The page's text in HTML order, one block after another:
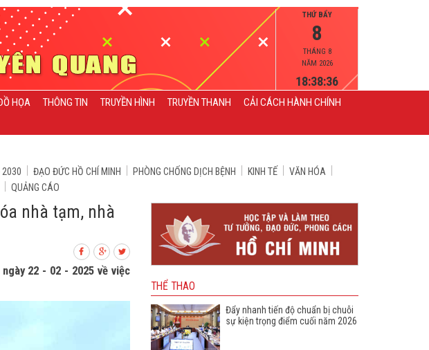
THỨ BẨY
8
THÁNG 8
NĂM 2026
18:38:37
HỌA THÔNG TIN TRUYỀN HÌNH TRUYỀN THANH
CẢI CÁCH HÀNH CHÍNH
2030 ĐẠO ĐỨC HỒ CHÍ MINH PHÒNG CHỐNG DỊCH BỆNH KINH TẾ
VĂN HÓA
QUẢNG CÁO
nhà tạm, nhà
22 - 02 - 2025 về việc
THỂ THAO
Đẩy nhanh tiến độ chuẩn bị chuỗi
sự kiện trọng điểm cuối năm 2026